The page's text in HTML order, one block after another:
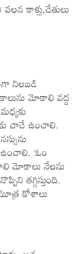
కాళ్లు,చేతులు
నిలబడి
మోకాలి వద్ద
చాచే ఉంచాలి.
‘ఓం
మోకాలు నేలను
తగ్గిస్తుంది.
కోశాలు